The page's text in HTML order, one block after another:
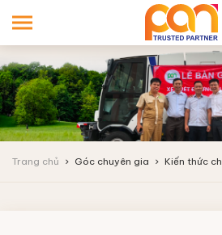
Trang chủ Góc chuyên gia Kiến thức